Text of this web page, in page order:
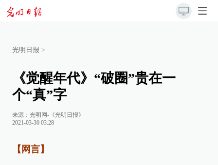
光明日报 >
《觉醒年代》“破圈”贵在一
个“真”字
来源： 光明网-《光明日报》
2021-03-30 03:28
【网言】